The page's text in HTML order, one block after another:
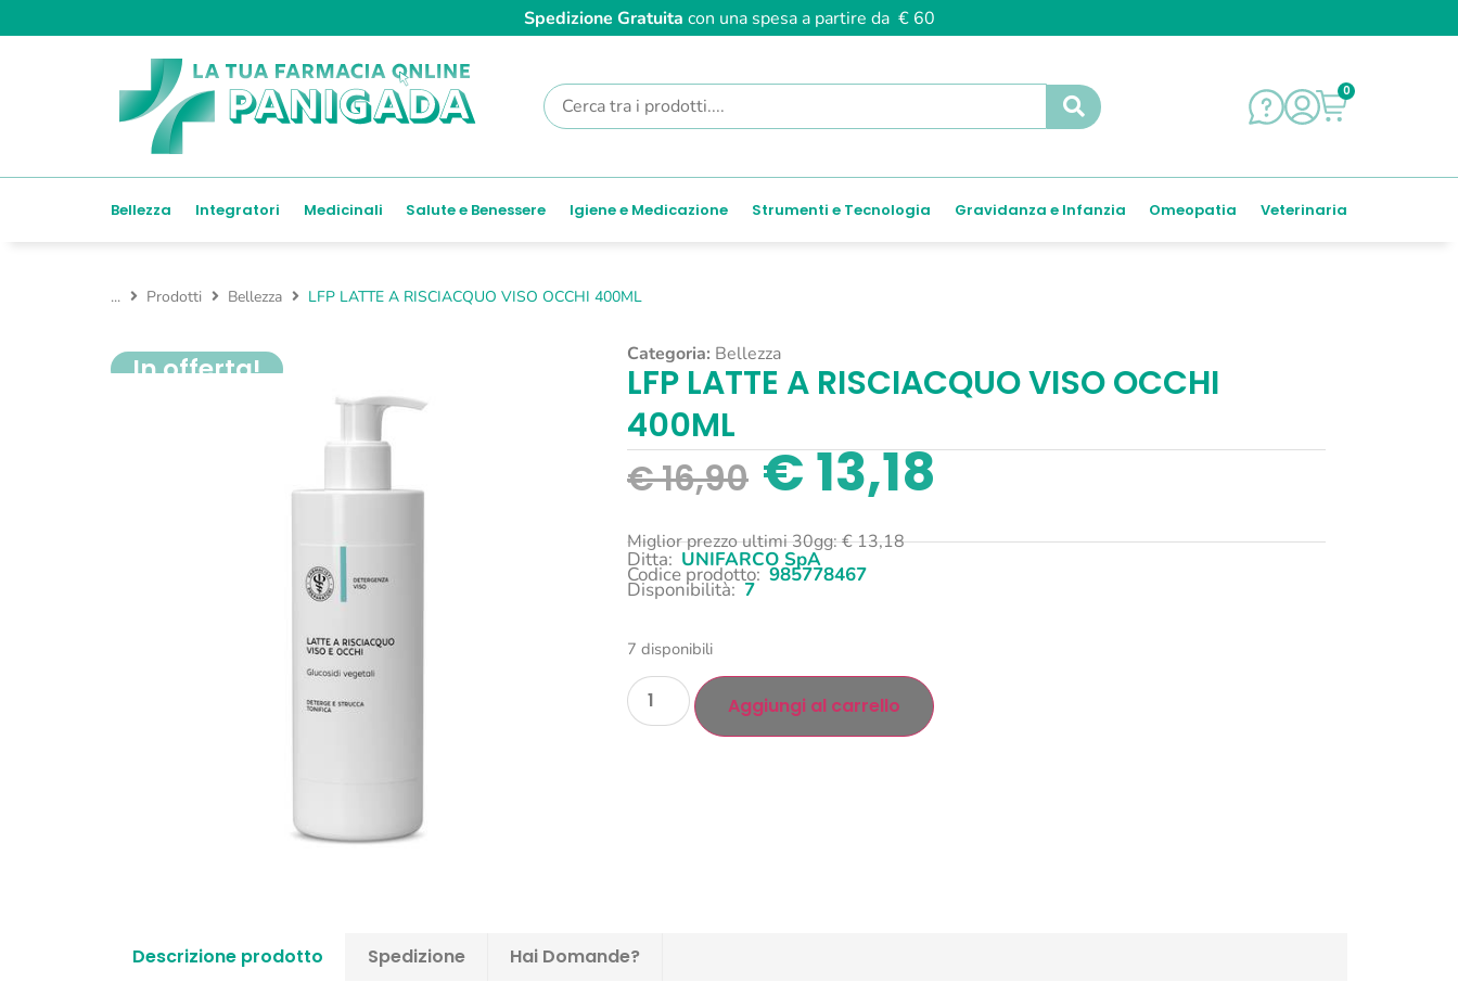
Spedizione Gratuita con una spesa a partire da € 60
0
Bellezza Integratori Medicinali Salute e Benessere Igiene e Medicazione Strumenti e Tecnologia Gravidanza e Infanzia Omeopatia Veterinaria
... Prodotti Bellezza LFP LATTE A RISCIACQUO VISO OCCHI 400ML
In offerta! Categoria: Bellezza
LFP LATTE A RISCIACQUO VISO OCCHI
400ML
€16,90 €13,18
Miglior prezzo ultimi 30gg:€13,18
Ditta: UNIFARCO SpA
Codice prodotto: 985778467
Disponibilità: 7
7 disponibili
Aggiungi al carrello
Descrizione prodotto Spedizione Hai Domande?